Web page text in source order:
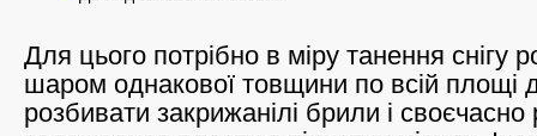
Для цього потрібно в міру танення снігу
шаром однакової товщини по всій площі
розбивати закрижанілі брили і своєчасно